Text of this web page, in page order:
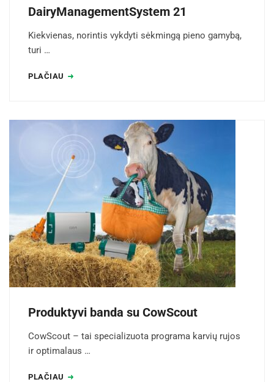
DairyManagementSystem 21
Kiekvienas, norintis vykdyti sėkmingą pieno gamybą,
turi …
PLAČIAU
Produktyvi banda su CowScout
CowScout – tai specializuota programa karvių rujos
ir optimalaus …
PLAČIAU